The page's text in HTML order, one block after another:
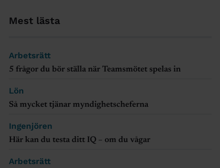
Mest lästa
Arbetsrätt
5 frågor du bör ställa när Teamsmötet spelas in
Lön
Så mycket tjänar myndighetscheferna
Ingenjören
Här kan du testa ditt IQ – om du vågar
Arbetsrätt